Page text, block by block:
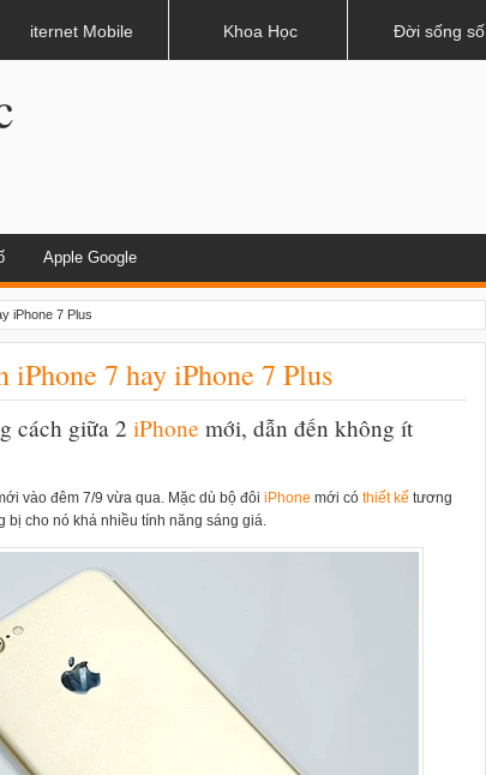
Apple Google
iPhone 7 Plus
iPhone 7 hay iPhone 7 Plus
cách giữa 2 iPhone mới, dẫn đến không ít
vào đêm 7/9 vừa qua. Mặc dù bộ đôi i Phone mới có thiết kế tương
bị cho nó khá nhiều tính năng sáng giá.
iternet Mobile Khoa Học Đời sống số